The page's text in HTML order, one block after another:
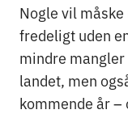
Nogle vil
fredeligt uden
mindre
landet, men
kommende år